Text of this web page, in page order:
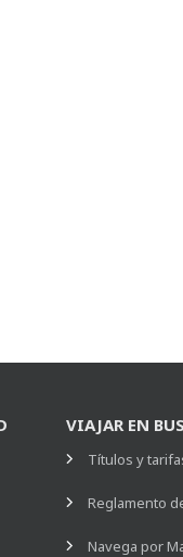
VIAJAR EN BUS
Títulos y
Reglamento
Navega por